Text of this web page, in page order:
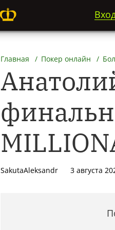
Главная Покер онлайн
SakutaAleksandr 3 августа